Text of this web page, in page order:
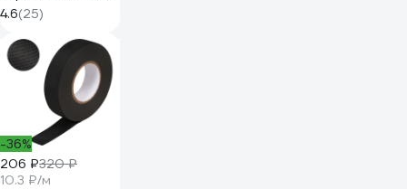
4.6(25)
-36%
206 ₽320 ₽
10.3 ₽/м